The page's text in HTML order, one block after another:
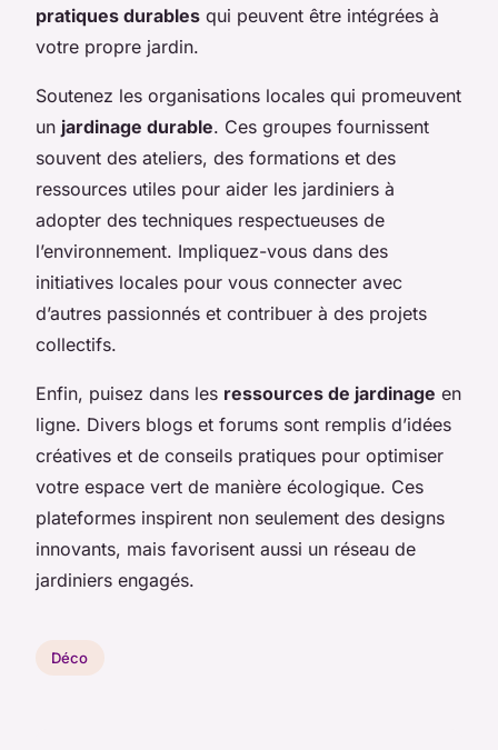
pratiques durables qui peuvent être intégrées à
votre propre jardin.
Soutenez les organisations locales qui promeuvent
un jardinage durable. Ces groupes fournissent
souvent des ateliers, des formations et des
ressources utiles pour aider les jardiniers à
adopter des techniques respectueuses de
l’environnement. Impliquez-vous dans des
initiatives locales pour vous connecter avec
d’autres passionnés et contribuer à des projets
collectifs.
Enfin, puisez dans les ressources de jardinage en
ligne. Divers blogs et forums sont remplis d’idées
créatives et de conseils pratiques pour optimiser
votre espace vert de manière écologique. Ces
plateformes inspirent non seulement des designs
innovants, mais favorisent aussi un réseau de
jardiniers engagés.
Déco